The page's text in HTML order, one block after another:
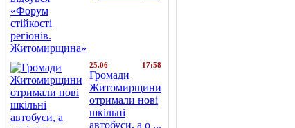
25.06 17:58
Громади
Житомирщини
отримали нові
шкільні
автобуси, а о ...